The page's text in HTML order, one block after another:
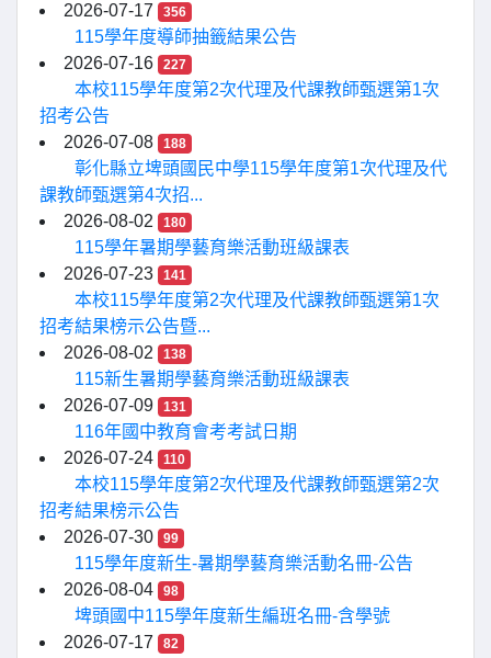
2026-07-17
356
115學年度導師抽籤結果公告
2026-07-16
227
本校115學年度第2次代理及代課教師甄選第1次
招考公告
2026-07-08
188
彰化縣立埤頭國民中學115學年度第1次代理及代
課教師甄選第4次招...
2026-08-02
180
115學年暑期學藝育樂活動班級課表
2026-07-23
141
本校115學年度第2次代理及代課教師甄選第1次
招考結果榜示公告暨...
2026-08-02
138
115新生暑期學藝育樂活動班級課表
2026-07-09
131
116年國中教育會考考試日期
2026-07-24
110
本校115學年度第2次代理及代課教師甄選第2次
招考結果榜示公告
2026-07-30
99
115學年度新生-暑期學藝育樂活動名冊-公告
2026-08-04
98
埤頭國中115學年度新生編班名冊-含學號
2026-07-17
82